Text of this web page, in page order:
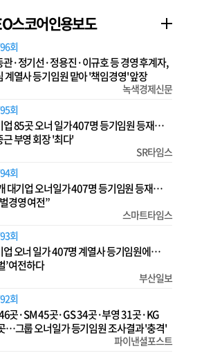
스코어인용보도
회
관·정기선·정용진·이규호 등 경영 후계자,
계열사 등기임원 맡아 '책임경영' 앞장
녹색경제신문
회
업 85곳 오너 일가 407명 등기임원 등재…
근 부영 회장 '최다'
SR타임스
회
대기업 오너일가 407명 등기임원 등재…
경영 여전”
스마트타임스
회
업 오너 일가 407명 계열사 등기임원에…
’ 여전하다
부산일보
회
곳·SM 45곳·GS 34곳·부영 31곳·KG
…그룹 오너일가 등기임원 조사결과 '충격'
파이낸셜포스트